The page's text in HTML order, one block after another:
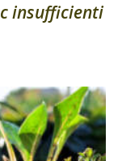
insufficienti